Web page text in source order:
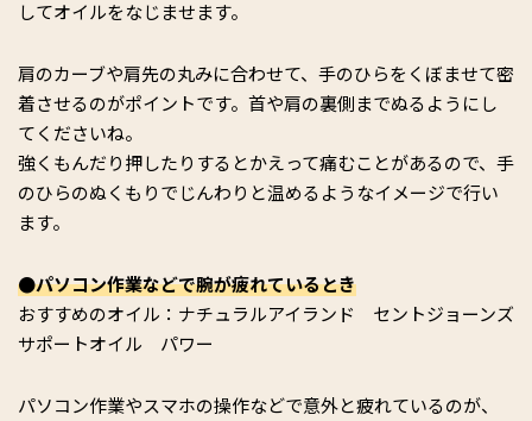
してオイルをなじませます。
肩のカーブや肩先の丸みに合わせて、手のひらをくぼませて密
着させるのがポイントです。首や肩の裏側までぬるようにし
てくださいね。
強くもんだり押したりするとかえって痛むことがあるので、手
のひらのぬくもりでじんわりと温めるようなイメージで行い
ます。
●パソコン作業などで腕が疲れているとき
おすすめのオイル：ナチュラルアイランド セントジョーンズ
サポートオイル パワー
パソコン作業やスマホの操作などで意外と疲れているのが、